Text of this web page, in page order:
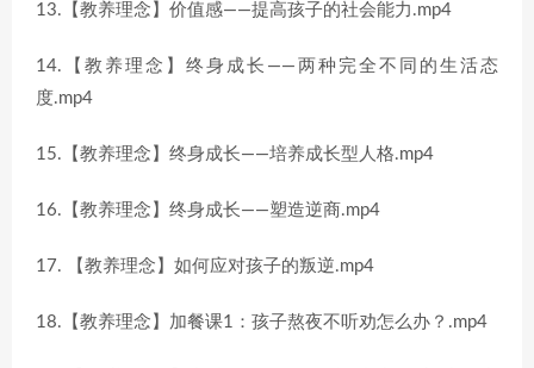
13.【教养理念】价值感——提高孩子的社会能力.mp4
14.【教养理念】终身成长——两种完全不同的生活态
度.mp4
15.【教养理念】终身成长——培养成长型人格.mp4
16.【教养理念】终身成长——塑造逆商.mp4
17. 【教养理念】如何应对孩子的叛逆.mp4
18.【教养理念】加餐课1：孩子熬夜不听劝怎么办？.mp4